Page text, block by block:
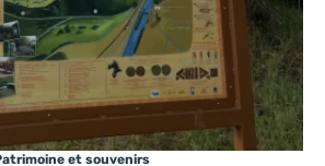
et souvenirs